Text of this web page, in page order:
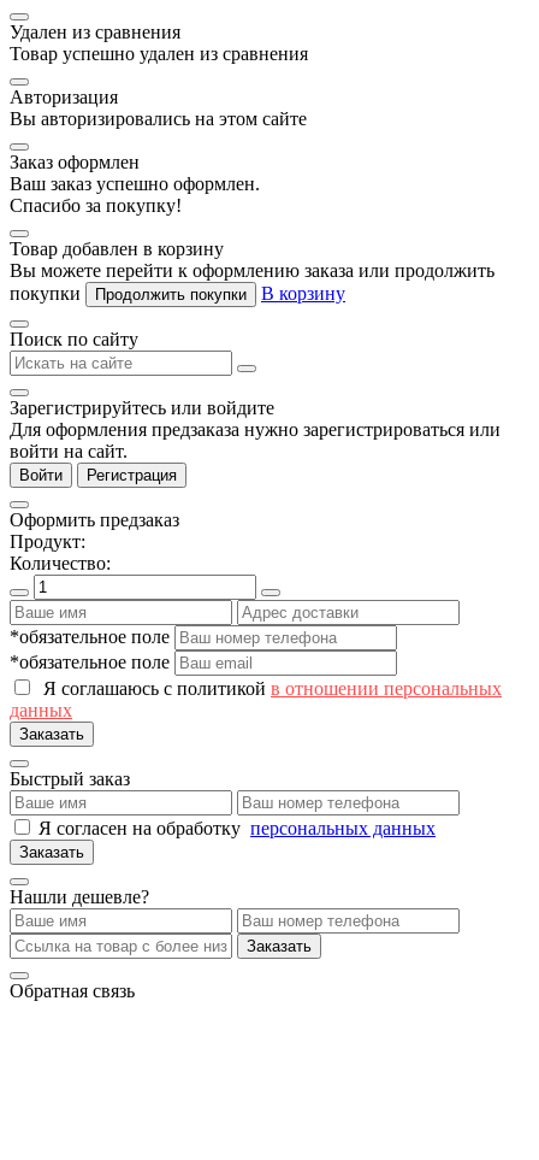
Удален из сравнения
Товар успешно удален из сравнения
Авторизация
Вы авторизировались на этом сайте
Заказ оформлен
Ваш заказ успешно оформлен.
Спасибо за покупку!
Товар добавлен в корзину
Вы можете перейти к оформлению заказа или продолжить
покупки
Продолжить покупки В корзину
Поиск по сайту
Зарегистрируйтесь или войдите
Для оформления предзаказа нужно зарегистрироваться или
войти на сайт.
Войти Регистрация
Оформить предзаказ
Продукт:
Количество:
*обязательное поле
*обязательное поле
Я соглашаюсь с политикой в отношении персональных
данных
Заказать
Быстрый заказ
Я согласен на обработку персональных данных
Заказать
Нашли дешевле?
Заказать
Обратная связь